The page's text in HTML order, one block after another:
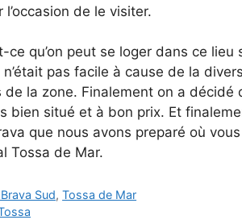
l’occasion de le visiter.
ce qu’on peut se loger dans ce
n’était pas facile à cause de la
de la zone. Finalement on a
bien situé et à bon prix. Et
que nous avons preparé où
Tossa de Mar.
Sud,Tossa de Mar